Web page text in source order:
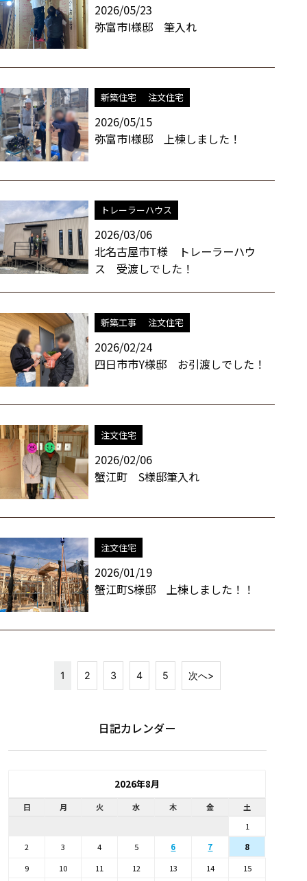
2026/05/23
弥富市I様邸 筆入れ
新築住宅 注文住宅
2026/05/15
弥富市I様邸 上棟しました！
トレーラーハウス
2026/03/06
北名古屋市T様 トレーラーハウ
ス 受渡しでした！
新築工事 注文住宅
2026/02/24
四日市市Y様邸 お引渡しでした！
注文住宅
2026/02/06
蟹江町 S様邸筆入れ
注文住宅
2026/01/19
蟹江町S様邸 上棟しました！！
1 2 3 4 5 次へ>
日記カレンダー
2026年8月
日 月 火 水 木 金 土
1
2
3 4 5 6 7
8
9
10 11 12 13 14
15